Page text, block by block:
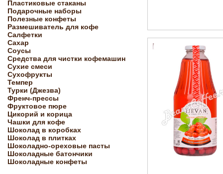
Пластиковые стаканы
Подарочные наборы
Полезные конфеты
Размешиватель для кофе
Салфетки
Сахар
Соусы
Средства для чистки кофемашин
Сухие смеси
Сухофрукты
Темпер
Турки (Джезва)
Френч-прессы
Фруктовое пюре
Цикорий и корица
Чашки для кофе
Шоколад в коробках
Шоколад в плитках
Шоколадно-ореховые пасты
Шоколадные батончики
Шоколадные конфеты